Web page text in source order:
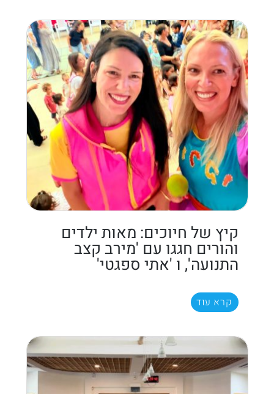
קיץ של חיוכים: מאות ילדים
והורים חגגו עם 'מירב קצב
התנועה', ו 'אתי ספגטי'
קרא עוד